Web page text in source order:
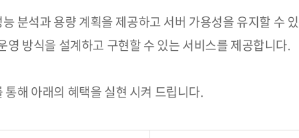
분석과 용량 계획을 제공하고 서버 가용성을 유지할 수
영 방식을 설계하고 구현할 수 있는 서비스를 제공합니다.
통해 아래의 혜택을 실현 시켜 드립니다.